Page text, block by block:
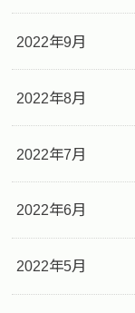
2022年9月
2022年8月
2022年7月
2022年6月
2022年5月